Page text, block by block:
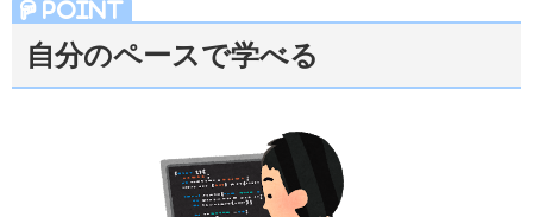
自分のペースで学べる